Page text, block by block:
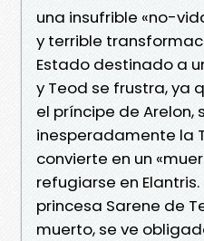
una insufrible «no-
y terrible
Estado destinado a
y Teod se frustra, ya
el príncipe de Arelon,
inesperadamente la
convierte en un
refugiarse en
princesa Sarene de
muerto, se ve